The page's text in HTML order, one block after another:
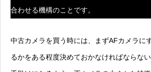
合わせる機構のことです。
中古カメラを買う時には、まずAFカメラに
るかをある程度決めておかなければならな